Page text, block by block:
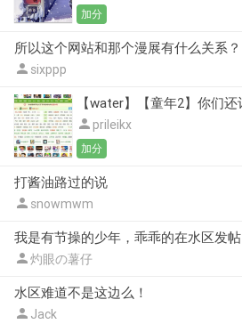
加分
所以这个网站和那个漫展有什么关系？
 sixppp
 prileikx
加分
打酱油路过的说
 snowmwm
我是有节操的少年，乖乖的在水区发帖
灼眼の薯仔
水区难道不是这边么！
 Jack